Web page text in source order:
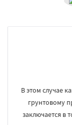
В этом случае
грунтовому
заключается в